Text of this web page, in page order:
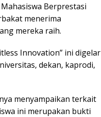
Berprestasi
menerima
mereka raih.
Innovation” ini digelar
dekan, kaprodi,
menyampaikan terkait
ini merupakan bukti